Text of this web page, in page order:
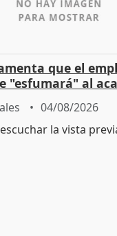
que el
"esfumará" al
04/08/2026